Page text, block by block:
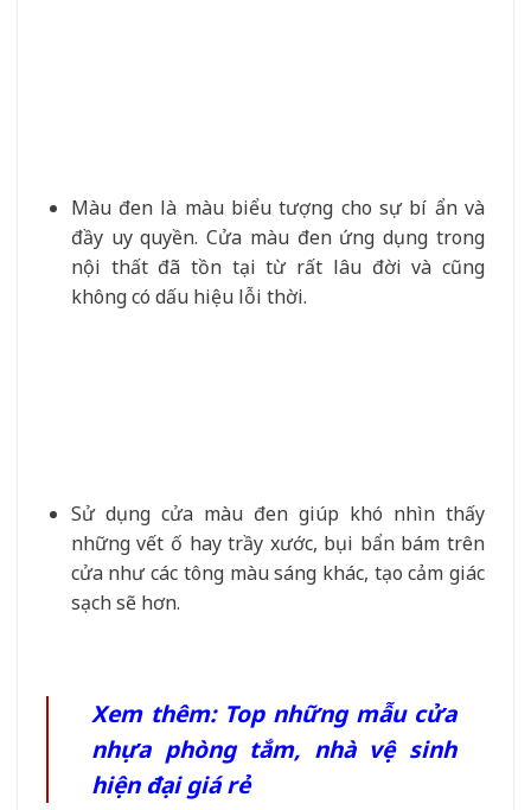
Màu đen là màu biểu tượng cho sự bí ẩn và
đầy uy quyền. Cửa màu đen ứng dụng trong
nội thất đã tồn tại từ rất lâu đời và cũng
không có dấu hiệu lỗi thời.
Sử dụng cửa màu đen giúp khó nhìn thấy
những vết ố hay trầy xước, bụi bẩn bám trên
cửa như các tông màu sáng khác, tạo cảm giác
sạch sẽ hơn.
Xem thêm: Top những mẫu cửa
nhựa phòng tắm, nhà vệ sinh
hiện đại giá rẻ